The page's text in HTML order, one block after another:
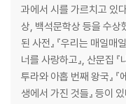
천칭자리 위에서 스무 살이
내가 할 수 있는 것과 할 수
빨간 풍선
나는 도망 중
아빠
언제나
과에서 시를 가르치고 있
상, 백석문학상 등을 수상
된 사전』 『우리는 매일매
너를 사랑하고』, 산문집
투라와 아홉 번째 왕국』
생에서 가진 것들』 등이